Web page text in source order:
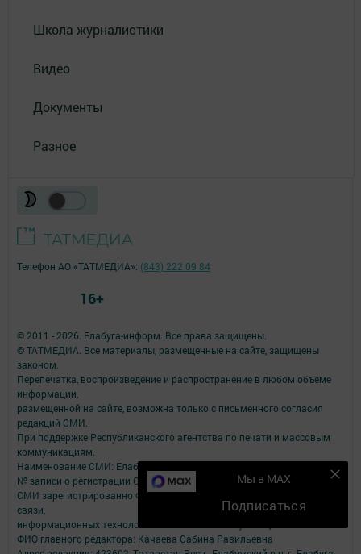
Школа журналистики
Видео
Документы
Разное
Мы в MAX
Подписаться
© 2011 - 2026. Елабуга-информ. Все права защищены.
© ТАТМЕДИА. Все материалы, размещенные на сайте, защищены
законом.
Перепечатка, воспроизведение и распространение в любом объеме
информации,
размещенной на сайте, возможна только с письменного согласия
редакций СМИ.
При поддержке Республиканского агентства по печати и массовым
коммуникациям.
Наименование СМИ: Елабуга-информ
№ записи о регистрации СМИ, дата: Эл №ФС77-89707 от 23.06.2025
СМИ зарегистрированно Федеральной службой по надзору в сфере
связи,
информационных технологий и массовых коммуникаций
ФИО главного редактора: Качаева Сабина Равильевна
Телефон АО «ТАТМЕДИА»: (843) 222 09 84
16+